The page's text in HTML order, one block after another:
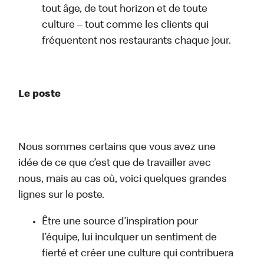
tout âge, de tout horizon et de toute
culture – tout comme les clients qui
fréquentent nos restaurants chaque jour.
Le poste
Nous sommes certains que vous avez une
idée de ce que c’est que de travailler avec
nous, mais au cas où, voici quelques grandes
lignes sur le poste.
Être une source d’inspiration pour
l’équipe, lui inculquer un sentiment de
fierté et créer une culture qui contribuera